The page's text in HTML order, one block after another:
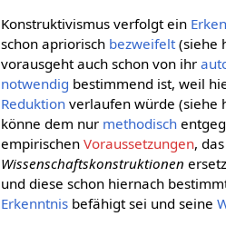
Konstruktivismus verfolgt ein
schon apriorisch bezweifelt (siehe
vorausgeht auch schon von ihr
notwendig bestimmend ist, weil
Reduktion verlaufen würde (siehe
könne dem nur methodisch
empirischenVoraussetzungen,
Wissenschaftskonstruktionen
und diese schon hiernach
Erkenntnis befähigt sei und seine